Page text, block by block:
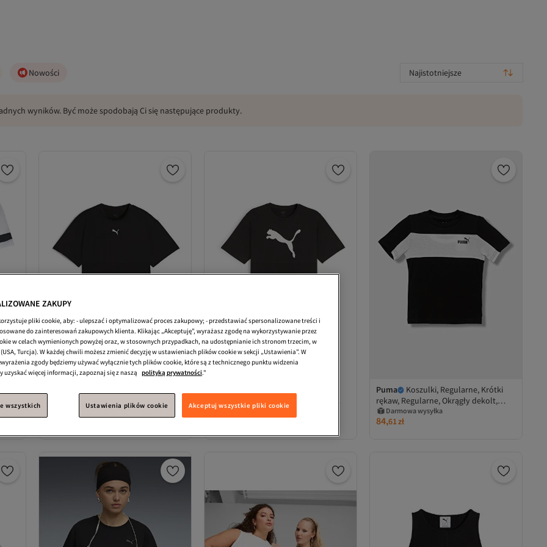
Nowości Najistotniejsze
wyników. Być może spodobają Ci się następujące produkty.
#3 w najczęściej wyświetlanych
Regularne, Okrągły dekolt,
Dzianinowe, Nadruk
(4)
Darmowa wysyłka
rękaw, Okrągły dekolt, Regularne,
Gładkie
4.6 (13)
Darmowa wysyłka
Puma
Koszulki, Regularne, Krótki
rękaw, Regularne, Okrągły dekolt,
Dzianinowe, Blokowanie kolorów
Darmowa wysyłka
84,61zł
ZAKUPY
pliki cookie, aby: - ulepszać i optymalizować proces zakupowy; - przedstawiać spersonalizowane treści i
do zainteresowań zakupowych klienta. Klikając „Akceptuję”, wyrażasz zgodę na wykorzystywanie przez
w celach wymienionych powyżej oraz, w stosownych przypadkach, na udostępnianie ich stronom trzecim, w
Turcja). W każdej chwili możesz zmienić decyzję w ustawieniach plików cookie w sekcji „Ustawienia”. W
zgody będziemy używać wyłącznie tych plików cookie, które są z technicznego punktu widzenia
uzyskać więcej informacji, zapoznaj się z naszą polityką prywatności."
wszystkich Ustawienia plików cookie Akceptuj wszystkie pliki cookie